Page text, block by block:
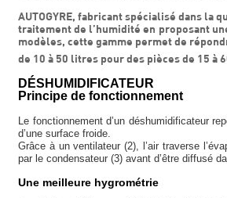
AUTOGYRE, fabricant spécialisé dans la
traitement de l’humidité en proposant
modèles, cette gamme permet de
de 10 à 50 litres pour des pièces de 15 à
DÉSHUMIDIFICATEUR
Principe de fonctionnement
Le fonctionnement d’un déshumidificateur
d’une surface froide.
Grâce à un ventilateur (2), l’air traverse
par le condensateur (3) avant d’être diffusé
Une meilleure hygrométrie